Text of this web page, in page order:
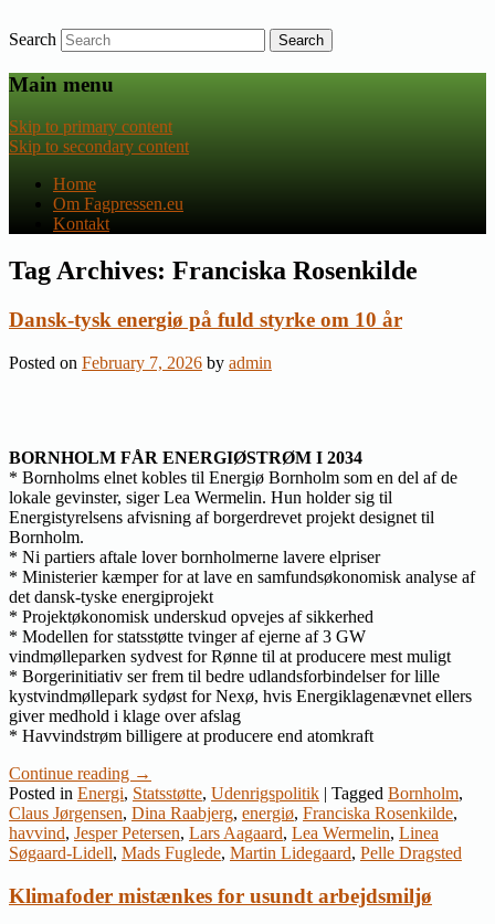
Fagpressen.eu
Nyheder om dansk EU-politik
Search
Main menu
Skip to primary content
Skip to secondary content
Home
Om Fagpressen.eu
Kontakt
Tag Archives: Franciska Rosenkilde
Dansk-tysk energiø på fuld styrke om 10 år
Posted on February 7, 2026 by admin
BORNHOLM FÅR ENERGIØSTRØM I 2034
* Bornholms elnet kobles til Energiø Bornholm som en del af de
lokale gevinster, siger Lea Wermelin. Hun holder sig til
Energistyrelsens afvisning af borgerdrevet projekt designet til
Bornholm.
* Ni partiers aftale lover bornholmerne lavere elpriser
* Ministerier kæmper for at lave en samfundsøkonomisk analyse af
det dansk-tyske energiprojekt
* Projektøkonomisk underskud opvejes af sikkerhed
* Modellen for statsstøtte tvinger af ejerne af 3 GW
vindmølleparken sydvest for Rønne til at producere mest muligt
* Borgerinitiativ ser frem til bedre udlandsforbindelser for lille
kystvindmøllepark sydøst for Nexø, hvis Energiklagenævnet ellers
giver medhold i klage over afslag
* Havvindstrøm billigere at producere end atomkraft
Continue reading →
Posted in Energi, Statsstøtte, Udenrigspolitik | Tagged Bornholm,
Claus Jørgensen, Dina Raabjerg, energiø, Franciska Rosenkilde,
havvind, Jesper Petersen, Lars Aagaard, Lea Wermelin, Linea
Søgaard-Lidell, Mads Fuglede, Martin Lidegaard, Pelle Dragsted
Klimafoder mistænkes for usundt arbejdsmiljø